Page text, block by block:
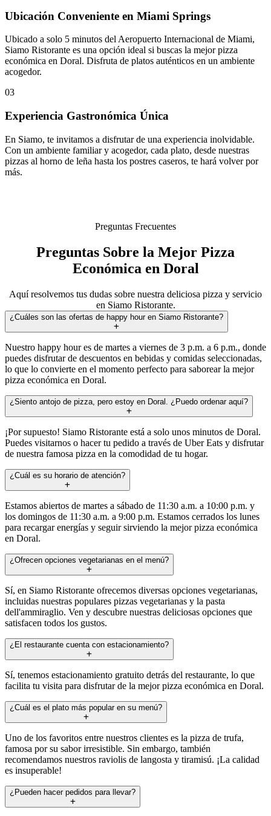
Ubicación Conveniente en Miami Springs
Ubicado a solo 5 minutos del Aeropuerto Internacional de Miami,
Siamo Ristorante es una opción ideal si buscas la mejor pizza
económica en Doral. Disfruta de platos auténticos en un ambiente
acogedor.
03
Experiencia Gastronómica Única
En Siamo, te invitamos a disfrutar de una experiencia inolvidable.
Con un ambiente familiar y acogedor, cada plato, desde nuestras
pizzas al horno de leña hasta los postres caseros, te hará volver por
más.
Preguntas Frecuentes
Preguntas Sobre la Mejor Pizza
Económica en Doral
Aquí resolvemos tus dudas sobre nuestra deliciosa pizza y servicio
en Siamo Ristorante.
¿Cuáles son las ofertas de happy hour en Siamo Ristorante?
Nuestro happy hour es de martes a viernes de 3 p.m. a 6 p.m., donde
puedes disfrutar de descuentos en bebidas y comidas seleccionadas,
lo que lo convierte en el momento perfecto para saborear la mejor
pizza económica en Doral.
¿Siento antojo de pizza, pero estoy en Doral. ¿Puedo ordenar aquí?
¡Por supuesto! Siamo Ristorante está a solo unos minutos de Doral.
Puedes visitarnos o hacer tu pedido a través de Uber Eats y disfrutar
de nuestra famosa pizza en la comodidad de tu hogar.
¿Cuál es su horario de atención?
Estamos abiertos de martes a sábado de 11:30 a.m. a 10:00 p.m. y
los domingos de 11:30 a.m. a 9:00 p.m. Estamos cerrados los lunes
para recargar energías y seguir sirviendo la mejor pizza económica
en Doral.
¿Ofrecen opciones vegetarianas en el menú?
Sí, en Siamo Ristorante ofrecemos diversas opciones vegetarianas,
incluidas nuestras populares pizzas vegetarianas y la pasta
dell'ammiraglio. Ven y descubre nuestras deliciosas opciones que
satisfacen todos los gustos.
¿El restaurante cuenta con estacionamiento?
Sí, tenemos estacionamiento gratuito detrás del restaurante, lo que
facilita tu visita para disfrutar de la mejor pizza económica en Doral.
¿Cuál es el plato más popular en su menú?
Uno de los favoritos entre nuestros clientes es la pizza de trufa,
famosa por su sabor irresistible. Sin embargo, también
recomendamos nuestros raviolis de langosta y tiramisú. ¡La calidad
es insuperable!
¿Pueden hacer pedidos para llevar?